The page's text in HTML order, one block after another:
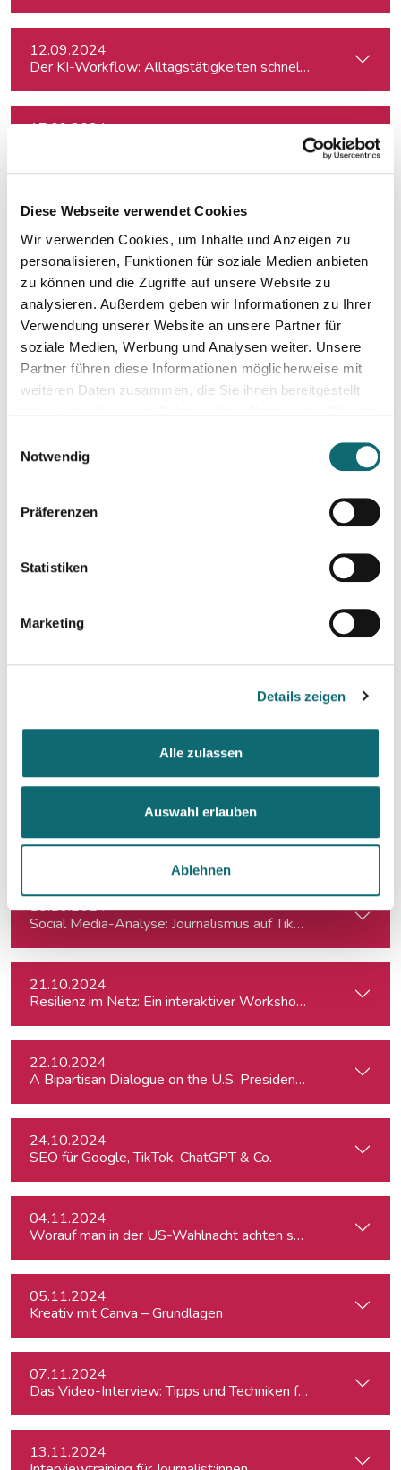
Diese Webseite verwendet Cookies
Wir verwenden Cookies, um Inhalte und Anzeigen zu
personalisieren, Funktionen für soziale Medien anbieten
zu können und die Zugriffe auf unsere Website zu
analysieren. Außerdem geben wir Informationen zu Ihrer
Verwendung unserer Website an unsere Partner für
soziale Medien, Werbung und Analysen weiter. Unsere
Partner führen diese Informationen möglicherweise mit
weiteren Daten zusammen, die Sie ihnen bereitgestellt
Notwendig
Präferenzen
Statistiken
Marketing
Details zeigen
Alle zulassen
Auswahl erlauben
Ablehnen
12.09.2024
Der KI-Workflow: Alltagstätigkeiten schneller und
17.09.2024
In Dialogue with Bundesheer Colonel Dr. Markus Reisner -
18.09.2024
25.09.2024
RTR - Podcastförderung: Q&A
26.09.2024
Professionell moderieren
Redigieren mit KI
08.10.2024
Would Donald Trump’s Victory pose a Threat to Press
KI für die Podcast-Produktion
18.10.2024
Social Media-Analyse: Journalismus auf TikTok
21.10.2024
Resilienz im Netz: Ein interaktiver Workshop im Umgang
22.10.2024
A Bipartisan Dialogue on the U.S. Presidential Elections:
24.10.2024
SEO für Google, TikTok, ChatGPT & Co.
04.11.2024
Worauf man in der US-Wahlnacht achten sollte
05.11.2024
Kreativ mit Canva – Grundlagen
07.11.2024
Das Video-Interview: Tipps und Techniken für TV und Web
13.11.2024